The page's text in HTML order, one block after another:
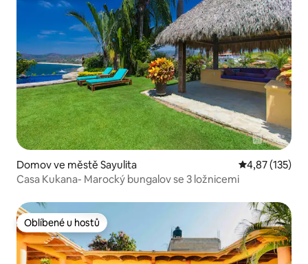
Domov ve městě Sayulita Průměrné
4,87 (135)
Casa Kukana- Marocký bungalov se 3 ložnicemi
Oblíbené u hostů
Oblíbené u hostů